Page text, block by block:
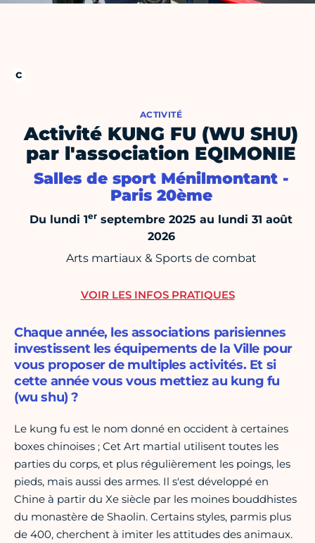
ACTIVITÉ
Activité KUNG FU (WU SHU)
par l'association EQIMONIE
Salles de sport Ménilmontant -
Paris 20ème
Du lundi 1er septembre 2025 au lundi 31 août
2026
Arts martiaux & Sports de combat
Chaque année, les associations parisiennes
investissent les équipements de la Ville pour
vous proposer de multiples activités. Et si
cette année vous vous mettiez au kung fu
(wu shu) ?
Le kung fu est le nom donné en occident à certaines
boxes chinoises ; Cet Art martial utilisent toutes les
parties du corps, et plus régulièrement les poings, les
pieds, mais aussi des armes. Il s'est développé en
Chine à partir du Xe siècle par les moines bouddhistes
du monastère de Shaolin. Certains styles, parmis plus
de 400, cherchent à imiter les attitudes des animaux.
VOIR LES INFOS PRATIQUES